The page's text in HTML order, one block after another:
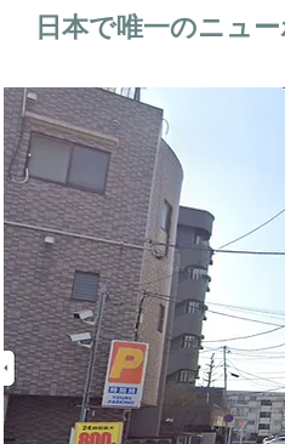
日本で唯一のニュ